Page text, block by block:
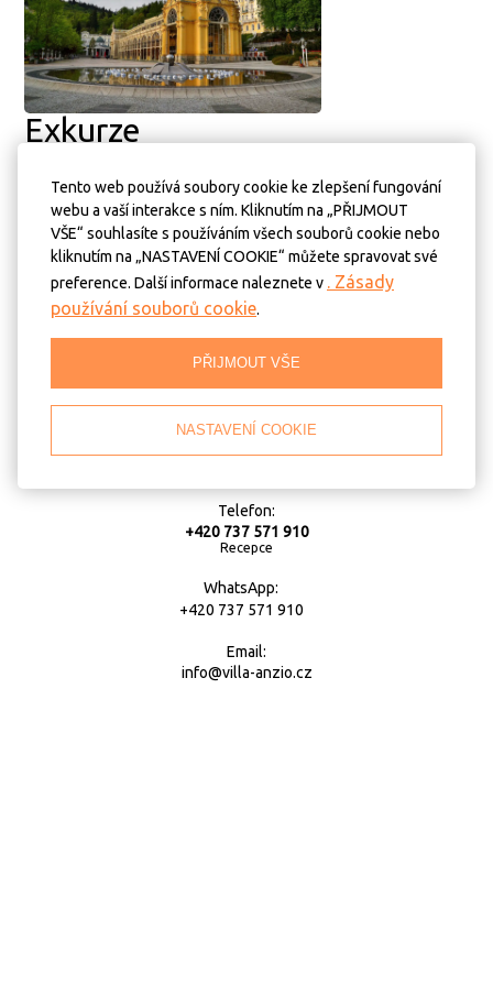
Tento web používá soubory cookie ke zlepšení fungování
webu a vaší interakce s ním. Kliknutím na „PŘIJMOUT
VŠE“ souhlasíte s používáním všech souborů cookie nebo
kliknutím na „NASTAVENÍ COOKIE“ můžete spravovat své
preference. Další informace naleznete v
. Zásady
používání souborů cookie.
PŘIJMOUT VŠE
NASTAVENÍ COOKIE
Exkurze
Prohlídky rádi uspořádáme ve vámi zvoleném termínu a čase a
přizpůsobíme témata dle věku skupiny. Prohlídku zajistíme v
těchto jazycích: česky, anglicky, rusky, německy, francouzsky.
KONTAKT
Telefon:
+420 737 571 910
Recepce
WhatsApp:
+420 737 571 910
Email:
info@villa-anzio.cz